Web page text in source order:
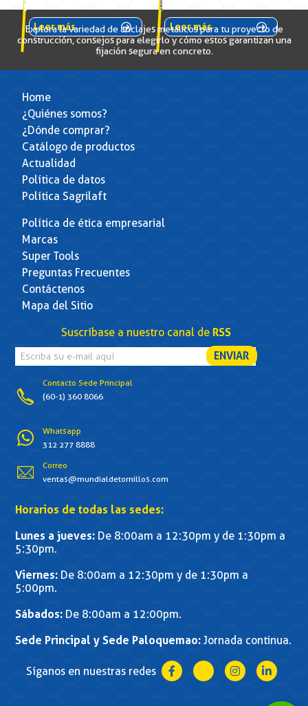
Leer más Leer más
Explora la variedad de anclajes metálicos para tu proyecto de
construcción, consejos para elegirlo y cómo estos garantizan una
fijación segura en concreto.
Home
¿Quiénes somos?
¿Dónde comprar?
Catálogo de productos
Actualidad
Política de datos
Política Sagrilaft
Política de ética empresarial
Marcas
Super Tools
Preguntas Frecuentes
Contáctenos
Mapa del Sitio
Suscríbase a nuestro canal de RSS
Contacto Sede Principal
(60-1) 360 8066
Whatsapp
312 277 8888
Correo
ventas@mundialdetornillos.com
Horarios de todas las sedes:
Lunes a jueves: De 8:00am a 12:30pm y de 1:30pm a
5:30pm.
Viernes: De 8:00am a 12:30pm y de 1:30pm a
5:00pm.
Sábados: De 8:00am a 12:00pm.
Sede Principal y Sede Paloquemao: Jornada continua.
Síganos en nuestras redes